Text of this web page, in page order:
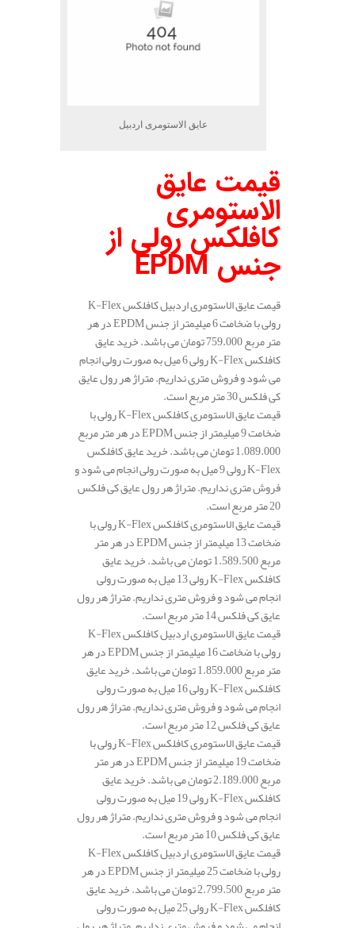
عایق الاستومری اردبیل
قیمت عایق
الاستومری
کافلکس رولی از
جنس EPDM
قیمت عایق الاستومری اردبیل کافلکس K-Flex
رولی با ضخامت 6 میلیمتر از جنس EPDM در هر
متر مربع 759.000 تومان می باشد. خرید عایق
کافلکس K-Flex رولی 6 میل به صورت رولی انجام
می شود و فروش متری نداریم. متراژ هر رول عایق
کی فلکس 30 متر مربع است.
قیمت عایق الاستومری کافلکس K-Flex رولی با
ضخامت 9 میلیمتر از جنس EPDM در هر متر مربع
1.089.000 تومان می باشد. خرید عایق کافلکس
K-Flex رولی 9 میل به صورت رولی انجام می شود و
فروش متری نداریم. متراژ هر رول عایق کی فلکس
20 متر مربع است.
قیمت عایق الاستومری کافلکس K-Flex رولی با
ضخامت 13 میلیمتر از جنس EPDM در هر متر
مربع 1.589.500 تومان می باشد. خرید عایق
کافلکس K-Flex رولی 13 میل به صورت رولی
انجام می شود و فروش متری نداریم. متراژ هر رول
عایق کی فلکس 14 متر مربع است.
قیمت عایق الاستومری اردبیل کافلکس K-Flex
رولی با ضخامت 16 میلیمتر از جنس EPDM در هر
متر مربع 1.859.000 تومان می باشد. خرید عایق
کافلکس K-Flex رولی 16 میل به صورت رولی
انجام می شود و فروش متری نداریم. متراژ هر رول
عایق کی فلکس 12 متر مربع است.
قیمت عایق الاستومری کافلکس K-Flex رولی با
ضخامت 19 میلیمتر از جنس EPDM در هر متر
مربع 2.189.000 تومان می باشد. خرید عایق
کافلکس K-Flex رولی 19 میل به صورت رولی
انجام می شود و فروش متری نداریم. متراژ هر رول
عایق کی فلکس 10 متر مربع است.
قیمت عایق الاستومری اردبیل کافلکس K-Flex
رولی با ضخامت 25 میلیمتر از جنس EPDM در هر
متر مربع 2.799.500 تومان می باشد. خرید عایق
کافلکس K-Flex رولی 25 میل به صورت رولی